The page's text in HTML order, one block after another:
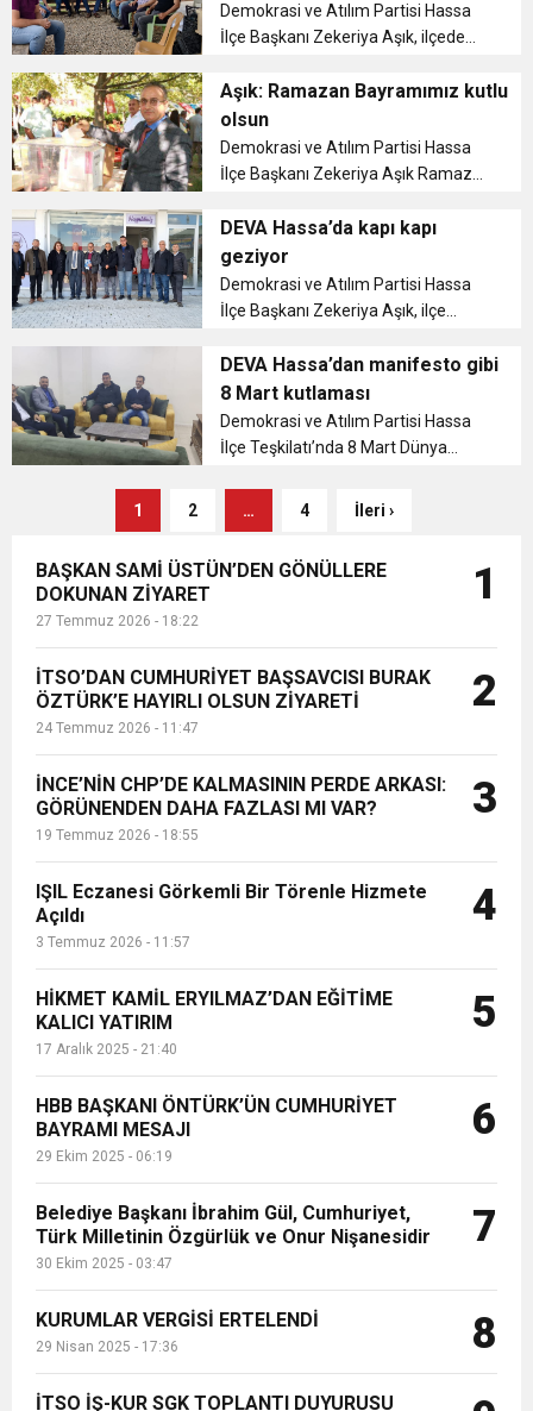
Demokrasi ve Atılım Partisi Hassa
İlçe Başkanı Zekeriya Aşık, ilçede
çiftçileri arazilerinde ziyarette
bulundu. ...
Aşık: Ramazan Bayramımız kutlu
olsun
Demokrasi ve Atılım Partisi Hassa
İlçe Başkanı Zekeriya Aşık Ramazan
mesajı yayınladı. ...
DEVA Hassa’da kapı kapı
geziyor
Demokrasi ve Atılım Partisi Hassa
İlçe Başkanı Zekeriya Aşık, ilçe
Başkan Ali Babacan'ın mektubunu
ulaştırmaya devam ediyor. ...
DEVA Hassa’dan manifesto gibi
8 Mart kutlaması
Demokrasi ve Atılım Partisi Hassa
İlçe Teşkilatı’nda 8 Mart Dünya
toplantı gerçekleştirildi....
1 2 … 4 İleri ›
BAŞKAN SAMİ ÜSTÜN’DEN GÖNÜLLERE
DOKUNAN ZİYARET
27 Temmuz 2026 - 18:22
1
İTSO’DAN CUMHURİYET BAŞSAVCISI BURAK
ÖZTÜRK’E HAYIRLI OLSUN ZİYARETİ
24 Temmuz 2026 - 11:47
2
İNCE’NİN CHP’DE KALMASININ PERDE ARKASI:
GÖRÜNENDEN DAHA FAZLASI MI VAR?
19 Temmuz 2026 - 18:55
3
IŞIL Eczanesi Görkemli Bir Törenle Hizmete
Açıldı
3 Temmuz 2026 - 11:57
4
HİKMET KAMİL ERYILMAZ’DAN EĞİTİME
KALICI YATIRIM
17 Aralık 2025 - 21:40
5
HBB BAŞKANI ÖNTÜRK’ÜN CUMHURİYET
BAYRAMI MESAJI
29 Ekim 2025 - 06:19
6
Belediye Başkanı İbrahim Gül, Cumhuriyet,
Türk Milletinin Özgürlük ve Onur Nişanesidir
30 Ekim 2025 - 03:47
7
KURUMLAR VERGİSİ ERTELENDİ
29 Nisan 2025 - 17:36 8
İTSO İŞ-KUR SGK TOPLANTI DUYURUSU